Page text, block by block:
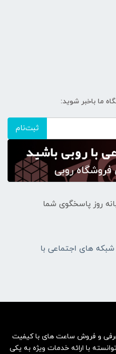
ما باخبر شوید:
ثبت‌نام
ساعت شبانه‌ روز پاسخگوی شما
های اجتماعی با
و فروش ساعت های با کیفیت
با ارائه خدمات ویژه به یکی